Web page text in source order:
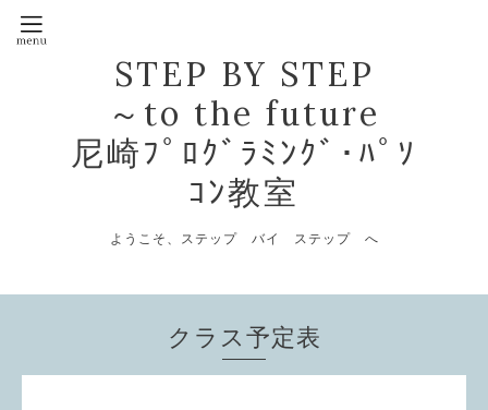
STEP BY STEP
～to the future
尼崎ﾌﾟﾛｸﾞﾗﾐﾝｸﾞ･ﾊﾟｿ
ｺﾝ教室
ようこそ、ステップ バイ ステップ へ
クラス予定表